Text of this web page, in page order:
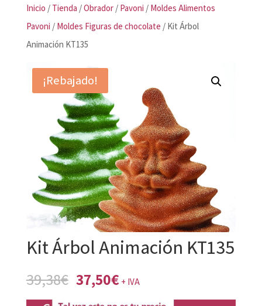
Inicio / Tienda /Obrador/ Pavoni / Moldes Alimentos
Pavoni / Moldes Figuras de chocolate / Kit Árbol
Animación KT135
¡Rebajado!
Kit Árbol Animación KT135
39,38€ El
37,50€El
+ IVA